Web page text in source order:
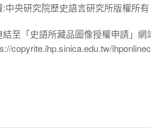
:中央研究院歷史語言研究所版權所有
結至「史語所藏品圖像授權申請」網
copyrite.ihp.sinica.edu.tw/